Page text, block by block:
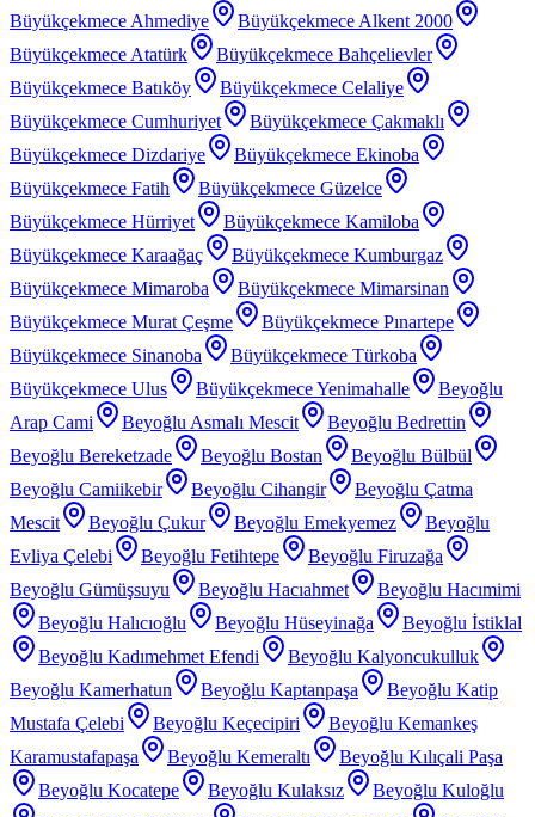
Büyükçekmece Ahmediye
Büyükçekmece Alkent 2000
Büyükçekmece Atatürk
Büyükçekmece Bahçelievler
Büyükçekmece Batıköy
Büyükçekmece Celaliye
Büyükçekmece Cumhuriyet
Büyükçekmece Çakmaklı
Büyükçekmece Dizdariye
Büyükçekmece Ekinoba
Büyükçekmece Fatih
Büyükçekmece Güzelce
Büyükçekmece Hürriyet
Büyükçekmece Kamiloba
Büyükçekmece Karaağaç
Büyükçekmece Kumburgaz
Büyükçekmece Mimaroba
Büyükçekmece Mimarsinan
Büyükçekmece Murat Çeşme
Büyükçekmece Pınartepe
Büyükçekmece Sinanoba
Büyükçekmece Türkoba
Büyükçekmece Ulus
Büyükçekmece Yenimahalle
Beyoğlu
Arap Cami
Beyoğlu Asmalı Mescit
Beyoğlu Bedrettin
Beyoğlu Bereketzade
Beyoğlu Bostan
Beyoğlu Bülbül
Beyoğlu Camiikebir
Beyoğlu Cihangir
Beyoğlu Çatma
Mescit
Beyoğlu Çukur Beyoğlu Emekyemez
Beyoğlu
Evliya Çelebi
Beyoğlu Fetihtepe
Beyoğlu Firuzağa
Beyoğlu Gümüşsuyu
Beyoğlu Hacıahmet
Beyoğlu Hacımimi
Beyoğlu Halıcıoğlu
Beyoğlu Hüseyinağa
Beyoğlu İstiklal
Beyoğlu Kadımehmet Efendi
Beyoğlu Kalyoncukulluk
Beyoğlu Kamerhatun
Beyoğlu Kaptanpaşa
Beyoğlu Katip
Mustafa Çelebi
Beyoğlu Keçecipiri
Beyoğlu Kemankeş
Karamustafapaşa
Beyoğlu Kemeraltı
Beyoğlu Kılıçali Paşa
Beyoğlu Kocatepe
Beyoğlu Kulaksız
Beyoğlu Kuloğlu